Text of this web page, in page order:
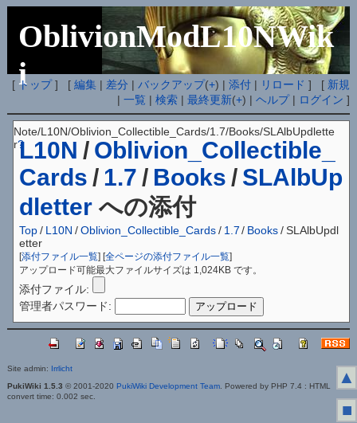
OblivionModL10NWik
i
[ トップ] [編集 | 差分 |バックアップ(+) |添付 | リロード ] [ 新規
|一覧 |検索 |最終更新(+) |ヘルプ| ログイン ]
L10N / Oblivion_Collectible_
Cards / 1.7 / Books / SLAlbUp
dletter への添付
Note/L10N/Oblivion_Collectible_Cards/1.7/Books/SLAlbUpdlette
r?
Top / L10N /Oblivion_Collectible_Cards/ 1.7 / Books /SLAlbUpdl
etter
[添付ファイル一覧] [全ページの添付ファイル一覧]
アップロード可能最大ファイルサイズは 1,024KB です。
添付ファイル:
管理者パスワード:
Site admin: Irrlicht
PukiWiki 1.5.3 © 2001-2020 PukiWiki Development Team. Powered by PHP 7.4 : HTML
convert time: 0.002 sec.
▲
■